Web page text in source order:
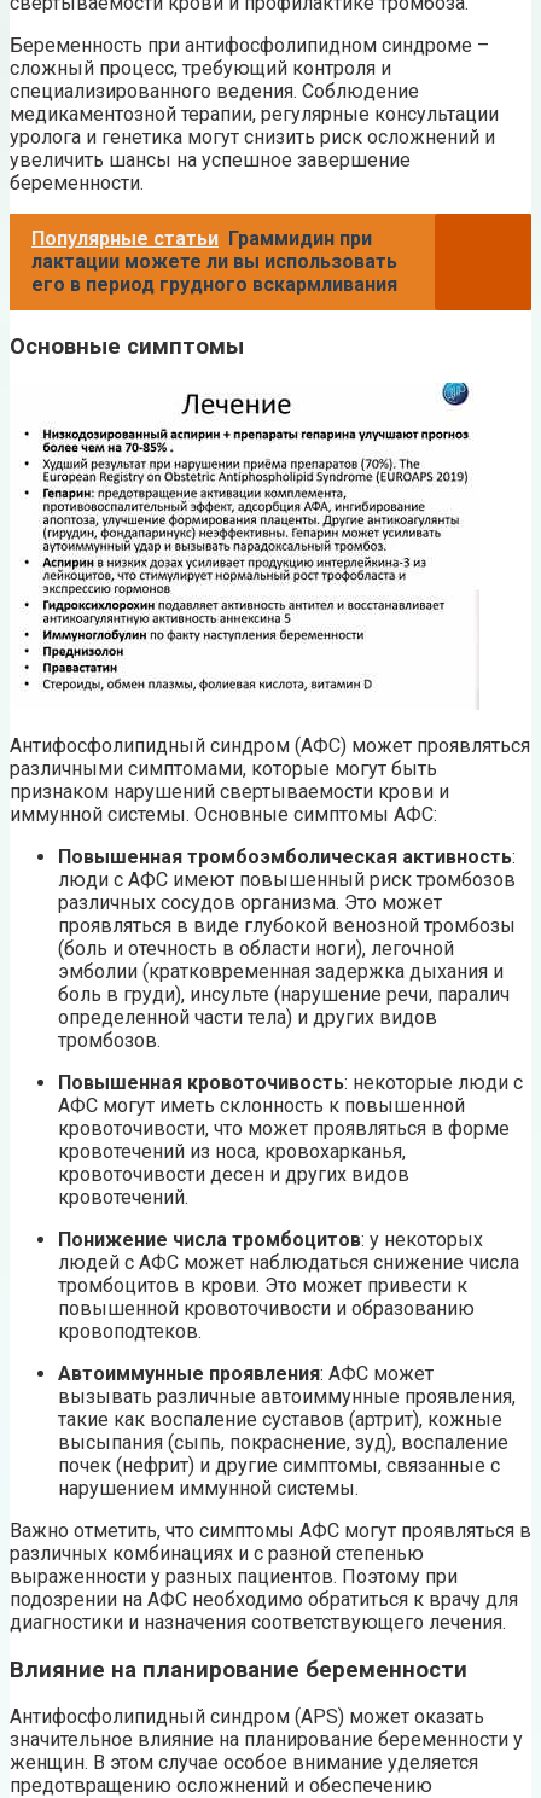
Беременность при антифосфолипидном синдроме –
сложный процесс, требующий контроля и
специализированного ведения. Соблюдение
медикаментозной терапии, регулярные консультации
уролога и генетика могут снизить риск осложнений и
увеличить шансы на успешное завершение
беременности.
Популярные статьи Граммидин при
лактации можете ли вы использовать
его в период грудного вскармливания
Основные симптомы
Антифосфолипидный синдром (АФС) может проявляться
различными симптомами, которые могут быть
признаком нарушений свертываемости крови и
иммунной системы. Основные симптомы АФС:
Повышенная тромбоэмболическая активность:
люди с АФС имеют повышенный риск тромбозов
различных сосудов организма. Это может
проявляться в виде глубокой венозной тромбозы
(боль и отечность в области ноги), легочной
эмболии (кратковременная задержка дыхания и
боль в груди), инсульте (нарушение речи, паралич
определенной части тела) и других видов
тромбозов.
Повышенная кровоточивость: некоторые люди с
АФС могут иметь склонность к повышенной
кровоточивости, что может проявляться в форме
кровотечений из носа, кровохарканья,
кровоточивости десен и других видов
кровотечений.
Понижение числа тромбоцитов: у некоторых
людей с АФС может наблюдаться снижение числа
тромбоцитов в крови. Это может привести к
повышенной кровоточивости и образованию
кровоподтеков.
Автоиммунные проявления: АФС может
вызывать различные автоиммунные проявления,
такие как воспаление суставов (артрит), кожные
высыпания (сыпь, покраснение, зуд), воспаление
почек (нефрит) и другие симптомы, связанные с
нарушением иммунной системы.
Важно отметить, что симптомы АФС могут проявляться в
различных комбинациях и с разной степенью
выраженности у разных пациентов. Поэтому при
подозрении на АФС необходимо обратиться к врачу для
диагностики и назначения соответствующего лечения.
Влияние на планирование беременности
Антифосфолипидный синдром (APS) может оказать
значительное влияние на планирование беременности у
женщин. В этом случае особое внимание уделяется
предотвращению осложнений и обеспечению